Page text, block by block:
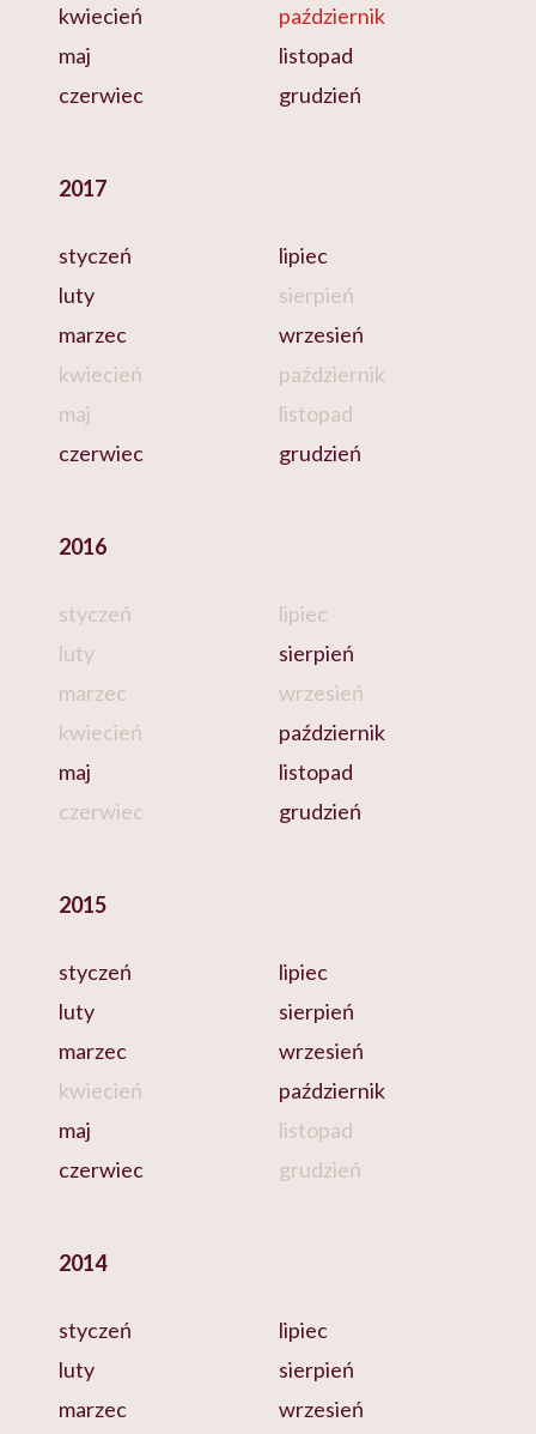
kwiecień
maj
czerwiec
październik
listopad
grudzień
2017
styczeń
luty
marzec
kwiecień
maj
czerwiec
lipiec
sierpień
wrzesień
październik
listopad
grudzień
2016
styczeń
luty
marzec
kwiecień
maj
czerwiec
lipiec
sierpień
wrzesień
październik
listopad
grudzień
2015
styczeń
luty
marzec
kwiecień
maj
czerwiec
lipiec
sierpień
wrzesień
październik
listopad
grudzień
2014
styczeń
luty
marzec
lipiec
sierpień
wrzesień